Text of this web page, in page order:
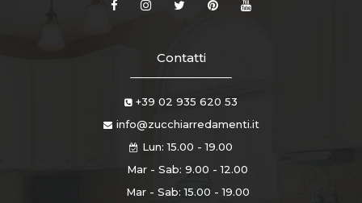
Contatti
+39 02 935 620 53
info@zucchiarredamenti.it
Lun: 15.00 - 19.00
Mar - Sab: 9.00 - 12.00
Mar - Sab: 15.00 - 19.00